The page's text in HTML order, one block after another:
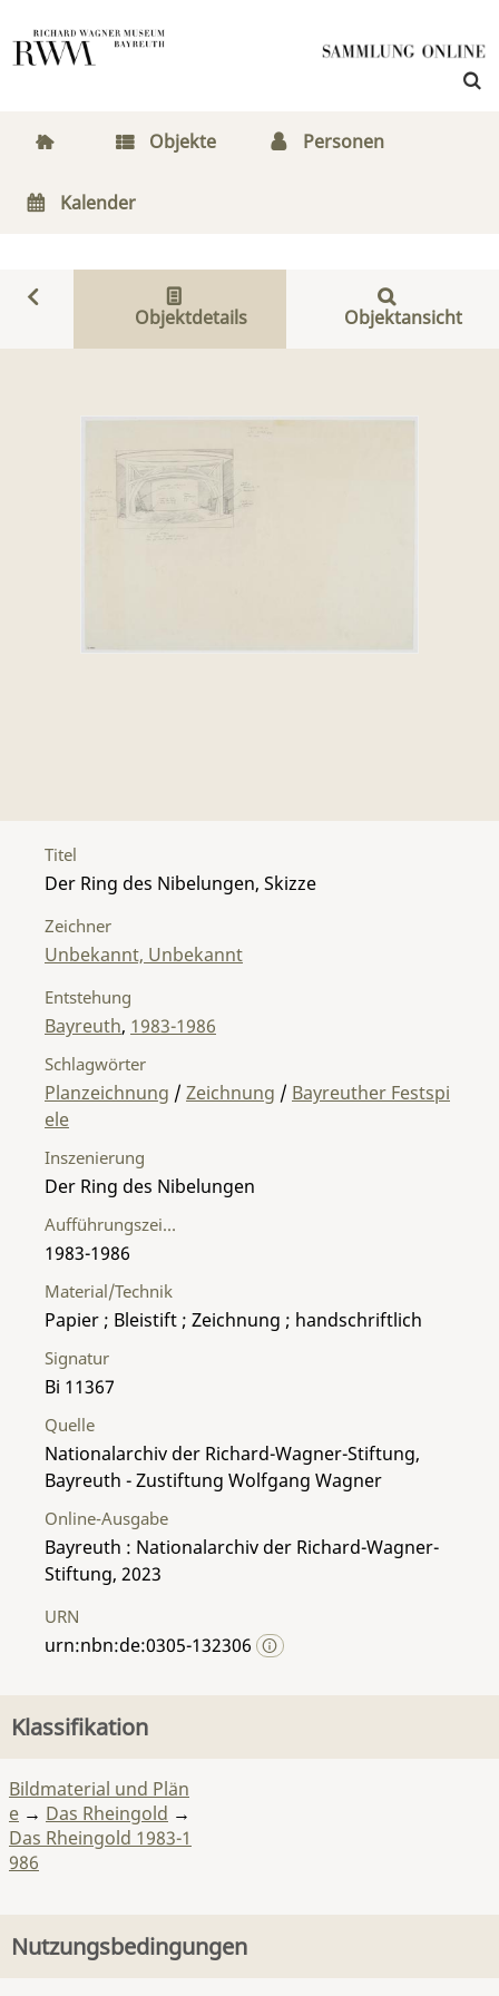
Objekte Personen
Kalender
Objektdetails Objektansicht
Titel
Der Ring des Nibelungen, Skizze
Zeichner
Unbekannt, Unbekannt
Entstehung
Bayreuth, 1983-1986
Material/Technik
Papier ; Bleistift ; Zeichnung ; handschriftlich
Inszenierung
Der Ring des Nibelungen
Aufführungszeitraum
1983-1986
Signatur
Bi 11367
Quelle
Nationalarchiv der Richard-Wagner-Stiftung,
Bayreuth - Zustiftung Wolfgang Wagner
Schlagwörter
Planzeichnung / Zeichnung / Bayreuther Festspi
ele
Online-Ausgabe
Bayreuth : Nationalarchiv der Richard-Wagner-
Stiftung, 2023
URN
urn:nbn:de:0305-132306
Klassifikation
Bildmaterial und Plän
e → Das Rheingold →
Das Rheingold 1983-1
986
Nutzungsbedingungen